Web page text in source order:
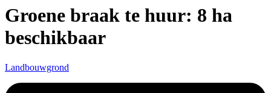
Groene braak te huur: 8 ha
beschikbaar
Landbouwgrond